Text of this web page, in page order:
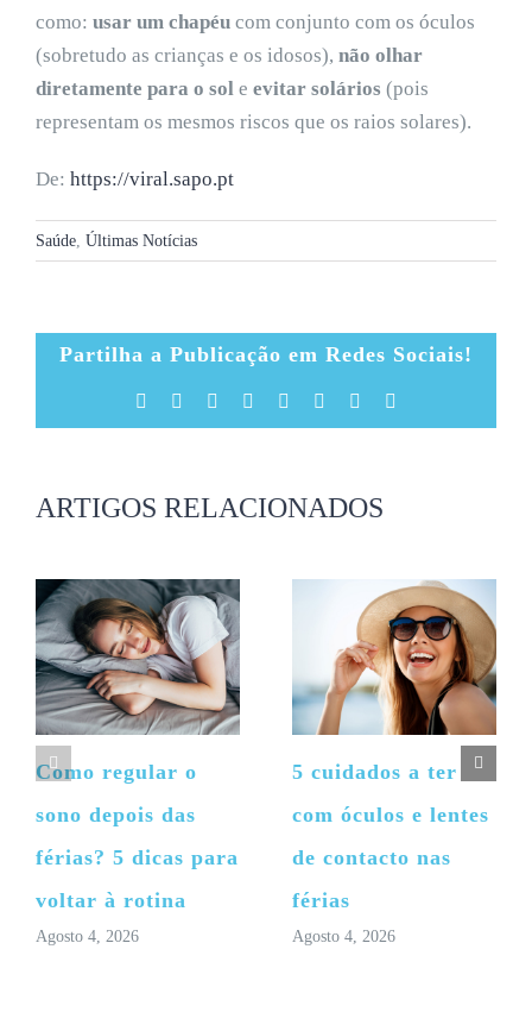
como: usar um chapéu com conjunto com os óculos
(sobretudo as crianças e os idosos), não olhar
diretamente para o sol e evitar solários (pois
representam os mesmos riscos que os raios solares).
De: https://viral.sapo.pt
Saúde, Últimas Notícias
Partilha a Publicação em Redes Sociais!
Facebook Reddit LinkedIn
TumblrPinterest
ARTIGOS RELACIONADOS
Como regular o
sono depois das
férias? 5 dicas para
voltar à rotina
Agosto 4, 2026
5 cuidados a ter
com óculos e lentes
de contacto nas
férias
Agosto 4, 2026